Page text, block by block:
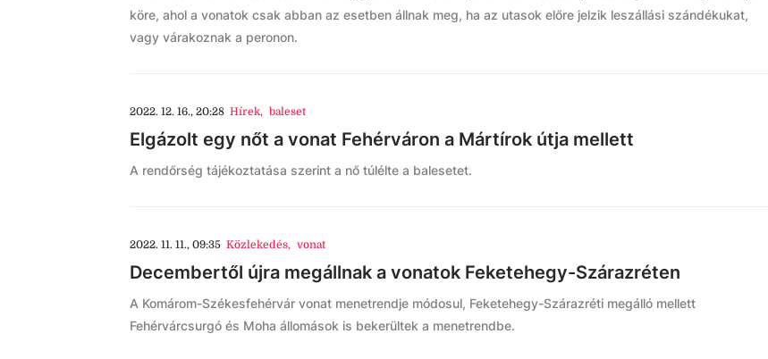
köre, ahol a vonatok csak abban az esetben állnak meg, ha az utasok előre jelzik leszállási szándékukat,
vagy várakoznak a peronon.
2022. 12. 16., 20:28 Hírek, baleset
Elgázolt egy nőt a vonat Fehérváron a Mártírok útja mellett
A rendőrség tájékoztatása szerint a nő túlélte a balesetet.
2022. 11. 11., 09:35 Közlekedés, vonat
Decembertől újra megállnak a vonatok Feketehegy-Szárazréten
A Komárom-Székesfehérvár vonat menetrendje módosul, Feketehegy-Szárazréti megálló mellett
Fehérvárcsurgó és Moha állomások is bekerültek a menetrendbe.